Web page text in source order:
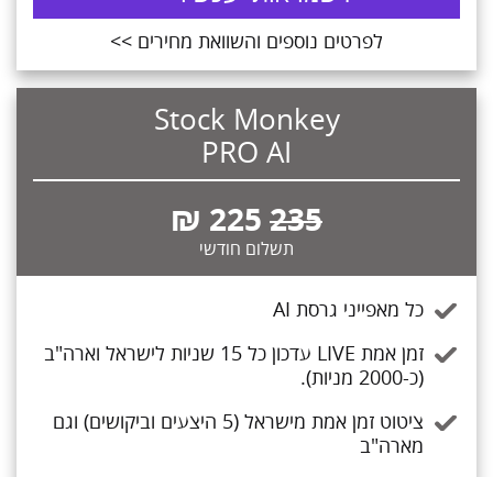
לפרטים נוספים והשוואת מחירים >>
Stock Monkey
PRO AI
225 235
₪
תשלום חודשי
כל מאפייני גרסת AI
זמן אמת LIVE עדכון כל 15 שניות לישראל וארה"ב
(כ-2000 מניות).
ציטוט זמן אמת מישראל (5 היצעים וביקושים) וגם
מארה"ב